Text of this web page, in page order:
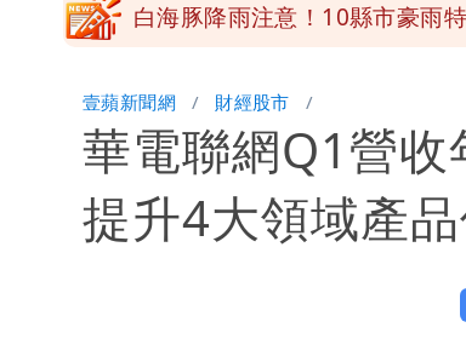
白海豚降雨注意！10縣市豪雨
壹蘋新聞網 財經股市
華電聯網Q1營
提升4大領域產